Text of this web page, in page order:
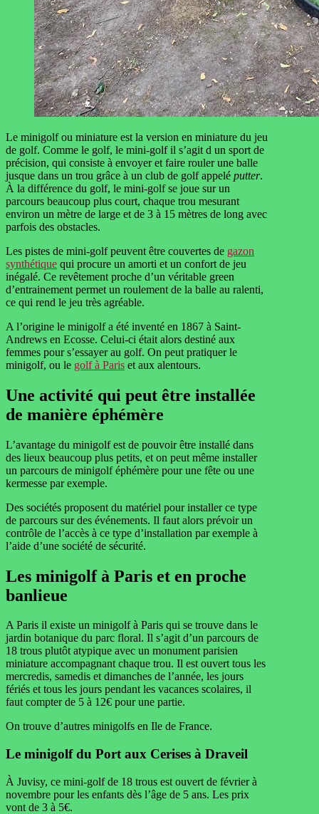
Le minigolf ou miniature est la version en miniature du jeu
de golf. Comme le golf, le mini-golf il s’agit d un sport de
précision, qui consiste à envoyer et faire rouler une balle
jusque dans un trou grâce à un club de golf appelé putter.
À la différence du golf, le mini-golf se joue sur un
parcours beaucoup plus court, chaque trou mesurant
environ un mètre de large et de 3 à 15 mètres de long avec
parfois des obstacles.
Les pistes de mini-golf peuvent être couvertes de gazon
synthétique qui procure un amorti et un confort de jeu
inégalé. Ce revêtement proche d’un véritable green
d’entrainement permet un roulement de la balle au ralenti,
ce qui rend le jeu très agréable.
A l’origine le minigolf a été inventé en 1867 à Saint-
Andrews en Ecosse. Celui-ci était alors destiné aux
femmes pour s’essayer au golf. On peut pratiquer le
minigolf, ou le golf à Paris et aux alentours.
Une activité qui peut être installée
de manière éphémère
L’avantage du minigolf est de pouvoir être installé dans
des lieux beaucoup plus petits, et on peut même installer
un parcours de minigolf éphémère pour une fête ou une
kermesse par exemple.
Des sociétés proposent du matériel pour installer ce type
de parcours sur des événements. Il faut alors prévoir un
contrôle de l’accès à ce type d’installation par exemple à
l’aide d’une société de sécurité.
Les minigolf à Paris et en proche
banlieue
A Paris il existe un minigolf à Paris qui se trouve dans le
jardin botanique du parc floral. Il s’agit d’un parcours de
18 trous plutôt atypique avec un monument parisien
miniature accompagnant chaque trou. Il est ouvert tous les
mercredis, samedis et dimanches de l’année, les jours
fériés et tous les jours pendant les vacances scolaires, il
faut compter de 5 à 12€ pour une partie.
On trouve d’autres minigolfs en Ile de France.
Le minigolf du Port aux Cerises à Draveil
À Juvisy, ce mini-golf de 18 trous est ouvert de février à
novembre pour les enfants dès l’âge de 5 ans. Les prix
vont de 3 à 5€.